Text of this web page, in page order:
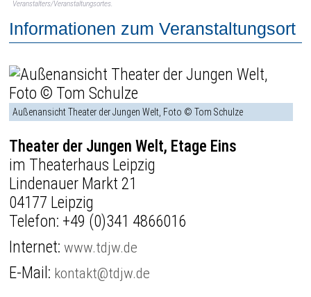
Veranstalters/Veranstaltungsortes.
Informationen zum Veranstaltungsort
Außenansicht Theater der Jungen Welt, Foto © Tom Schulze
Theater der Jungen Welt, Etage Eins
im Theaterhaus Leipzig
Lindenauer Markt 21
04177 Leipzig
Telefon: +49 (0)341 4866016
Internet:www.tdjw.de
E-Mail: kontakt@tdjw.de